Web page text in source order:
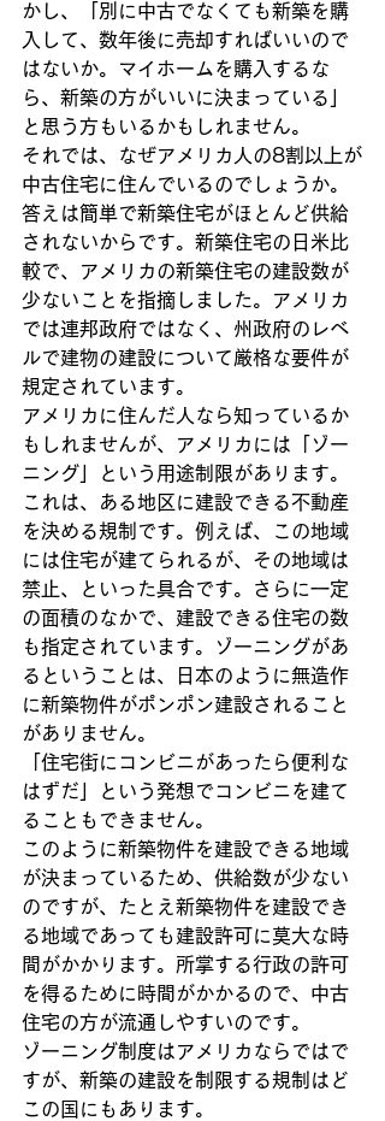
かし、「別に中古でなくても新築を購
入して、数年後に売却すればいいので
はないか。マイホームを購入するな
ら、新築の方がいいに決まっている」
と思う方もいるかもしれません。
それでは、なぜアメリカ人の8割以上が
中古住宅に住んでいるのでしょうか。
答えは簡単で新築住宅がほとんど供給
されないからです。新築住宅の日米比
較で、アメリカの新築住宅の建設数が
少ないことを指摘しました。アメリカ
では連邦政府ではなく、州政府のレベ
ルで建物の建設について厳格な要件が
規定されています。
アメリカに住んだ人なら知っているか
もしれませんが、アメリカには「ゾー
ニング」という用途制限があります。
これは、ある地区に建設できる不動産
を決める規制です。例えば、この地域
には住宅が建てられるが、その地域は
禁止、といった具合です。さらに一定
の面積のなかで、建設できる住宅の数
も指定されています。ゾーニングがあ
るということは、日本のように無造作
に新築物件がポンポン建設されること
がありません。
「住宅街にコンビニがあったら便利な
はずだ」という発想でコンビニを建て
ることもできません。
このように新築物件を建設できる地域
が決まっているため、供給数が少ない
のですが、たとえ新築物件を建設でき
る地域であっても建設許可に莫大な時
間がかかります。所掌する行政の許可
を得るために時間がかかるので、中古
住宅の方が流通しやすいのです。
ゾーニング制度はアメリカならではで
すが、新築の建設を制限する規制はど
この国にもあります。